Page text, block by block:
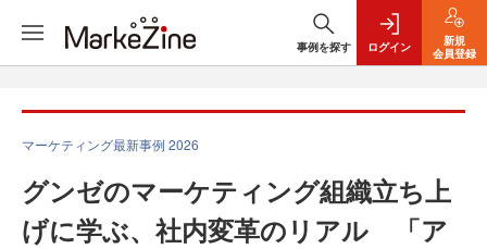
事例を探す ログイン
新規
会員登録
マーケティング最新事例 2026
グンゼのマーケティング組織立ち上
げに学ぶ、社内変革のリアル 「ア